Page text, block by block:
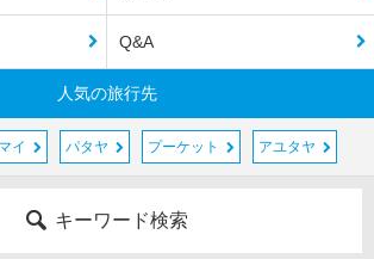
Q&A
人気の旅行先
イ パタヤ プーケット アユタヤ
キーワード検索